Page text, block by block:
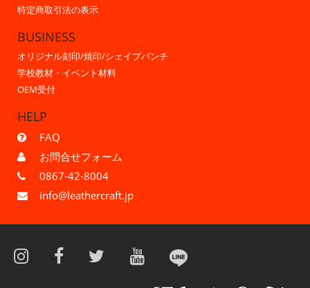
特定商取引法の表示
BUSINESS
オリジナル刻印/焼印/シェイプパンチ
学校教材・イベント材料
OEM受付
HELP
FAQ
お問合せフォーム
0867-42-8004
info@leathercraft.jp